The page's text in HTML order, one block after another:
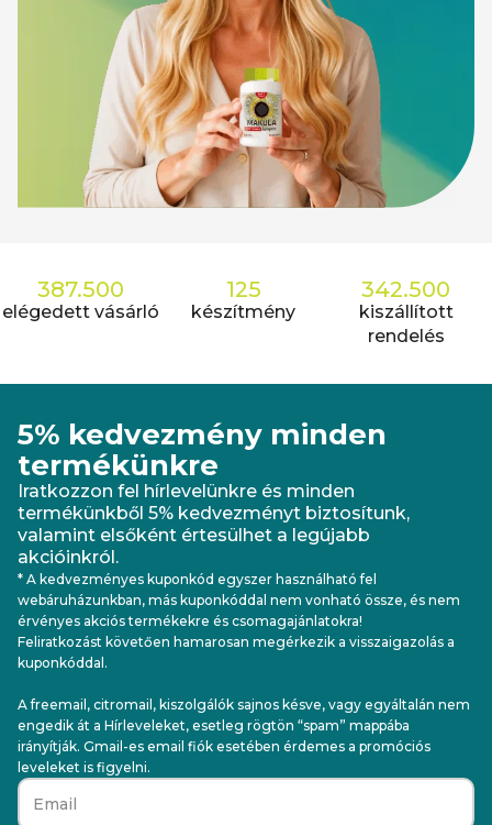
387.500
elégedett vásárló
125
készítmény
342.500
kiszállított
rendelés
5% kedvezmény minden
termékünkre
Iratkozzon fel hírlevelünkre és minden
termékünkből 5% kedvezményt biztosítunk,
valamint elsőként értesülhet a legújabb
akcióinkról.
* A kedvezményes kuponkód egyszer használható fel
webáruházunkban, más kuponkóddal nem vonható össze, és nem
érvényes akciós termékekre és csomagajánlatokra!
Feliratkozást követően hamarosan megérkezik a visszaigazolás a
kuponkóddal.
A freemail, citromail, kiszolgálók sajnos késve, vagy egyáltalán nem
engedik át a Hírleveleket, esetleg rögtön “spam” mappába
irányítják. Gmail-es email fiók esetében érdemes a promóciós
leveleket is figyelni.